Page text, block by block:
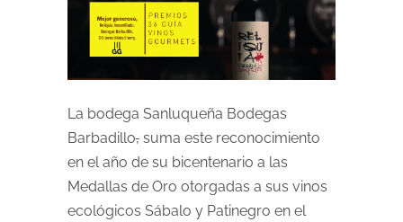
La bodega Sanluqueña Bodegas
Barbadillo,suma este reconocimiento
en el año de su bicentenario a las
Medallas de Oro otorgadas a sus vinos
ecológicos Sábalo y Patinegro en el